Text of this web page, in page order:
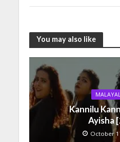
You may also like
Kannilu
Ayisha
October